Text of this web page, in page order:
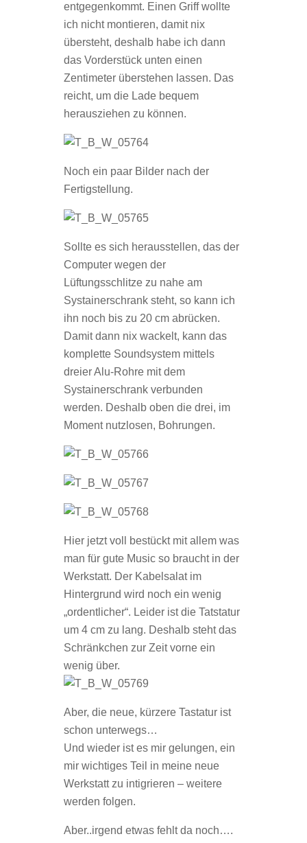
entgegenkommt. Einen Griff wollte
ich nicht montieren, damit nix
übersteht, deshalb habe ich dann
das Vorderstück unten einen
Zentimeter überstehen lassen. Das
reicht, um die Lade bequem
herausziehen zu können.
Noch ein paar Bilder nach der
Fertigstellung.
Sollte es sich herausstellen, das der
Computer wegen der
Lüftungsschlitze zu nahe am
Systainerschrank steht, so kann ich
ihn noch bis zu 20 cm abrücken.
Damit dann nix wackelt, kann das
komplette Soundsystem mittels
dreier Alu-Rohre mit dem
Systainerschrank verbunden
werden. Deshalb oben die drei, im
Moment nutzlosen, Bohrungen.
Hier jetzt voll bestückt mit allem was
man für gute Music so braucht in der
Werkstatt. Der Kabelsalat im
Hintergrund wird noch ein wenig
„ordentlicher“. Leider ist die Tatstatur
um 4 cm zu lang. Deshalb steht das
Schränkchen zur Zeit vorne ein
wenig über.
Aber, die neue, kürzere Tastatur ist
schon unterwegs…
Und wieder ist es mir gelungen, ein
mir wichtiges Teil in meine neue
Werkstatt zu intigrieren – weitere
werden folgen.
Aber..irgend etwas fehlt da noch….